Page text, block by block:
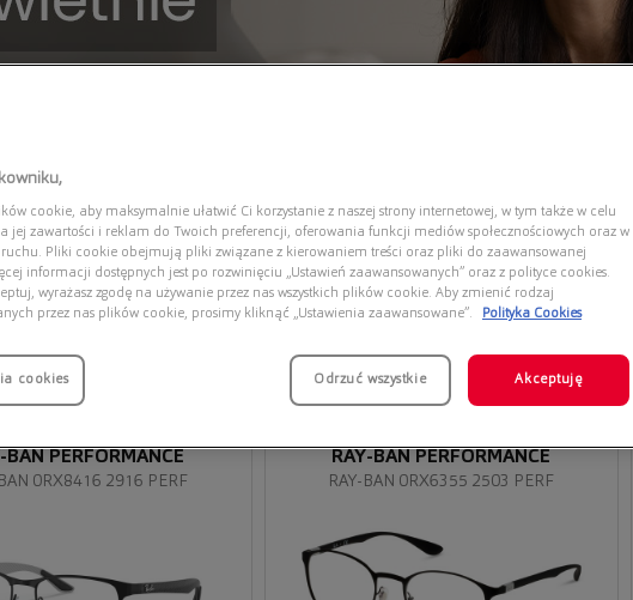
0RX8416 2916 PERF
BAN PERFORMANCE
Przymierz
wirtualnie
RAY-BAN 0RX6355 2503 PERF
RAY-BAN PERFORMANCE
cookie, aby maksymalnie ułatwić Ci korzystanie z naszej strony internetowej, w tym także w celu
jej zawartości i reklam do Twoich preferencji, oferowania funkcji mediów społecznościowych oraz w
Pliki cookie obejmują pliki związane z kierowaniem treści oraz pliki do zaawansowanej
informacji dostępnych jest po rozwinięciu „Ustawień zaawansowanych” oraz z polityce cookies.
wyrażasz zgodę na używanie przez nas wszystkich plików cookie. Aby zmienić rodzaj
przez nas plików cookie, prosimy kliknąć „Ustawienia zaawansowane”.
Polityka Cookies
cookies Odrzuć wszystkie Akceptuję